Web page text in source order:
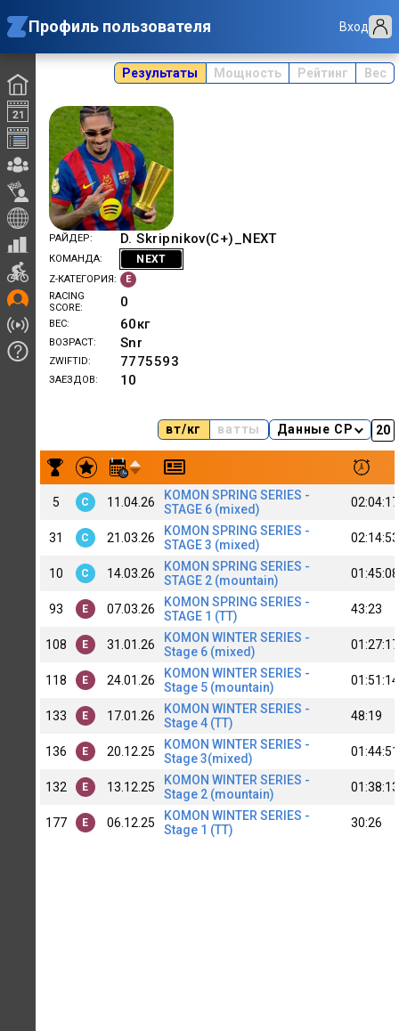
Профиль пользователя Вход
Результаты Мощность Рейтинг Вес
РАЙДЕР D. Skripnikov(C+)_NEXT
КОМАНДА NEXT
Z-КАТЕГОРИЯ
E
RACING
SCORE
0
ВЕС 60кг
ВОЗРАСТ Snr
ZWIFTID 7775593
ЗАЕЗДОВ 10
вт/кг ватты Данные CP
Результаты заездов D. Skripnikov(C+)_NEXT
5 C 11.04.26
KOMON SPRING SERIES -
STAGE 6 (mixed)
02:04:17
31 C 21.03.26
KOMON SPRING SERIES -
STAGE 3 (mixed)
02:14:53
10 C 14.03.26
KOMON SPRING SERIES -
STAGE 2 (mountain)
01:45:08
93 E 07.03.26
KOMON SPRING SERIES -
STAGE 1 (TT)
43:23
108 E 31.01.26
KOMON WINTER SERIES -
Stage 6 (mixed)
01:27:17
118 E 24.01.26
KOMON WINTER SERIES -
Stage 5 (mountain)
01:51:14
133 E 17.01.26
KOMON WINTER SERIES -
Stage 4 (TT)
48:19
136 E 20.12.25
KOMON WINTER SERIES -
Stage 3(mixed)
01:44:51
132 E 13.12.25
KOMON WINTER SERIES -
Stage 2 (mountain)
01:38:13
177 E 06.12.25
KOMON WINTER SERIES -
Stage 1 (TT)
30:26